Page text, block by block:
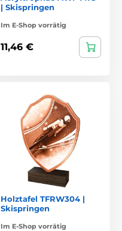
| Skispringen
Im E-Shop vorrätig
11,46 €
Holztafel TFRW304 |
Skispringen
Im E-Shop vorrätig